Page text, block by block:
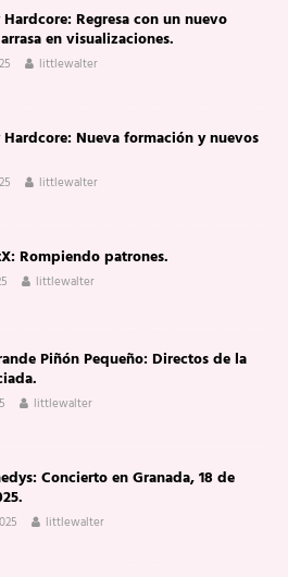
Regresa con un nuevo
en visualizaciones.
littlewalter
Nueva formación y nuevos
littlewalter
Rompiendo patrones.
littlewalter
Piñón Pequeño: Directos de la
littlewalter
Concierto en Granada, 18 de
littlewalter